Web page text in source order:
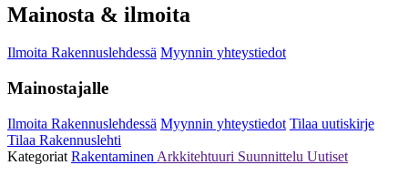
Mainosta & ilmoita
Ilmoita Rakennuslehdessä Myynnin yhteystiedot
Mainostajalle
Ilmoita Rakennuslehdessä Myynnin yhteystiedot Tilaa uutiskirje
Tilaa Rakennuslehti
Kategoriat Rakentaminen Arkkitehtuuri Suunnittelu Uutiset